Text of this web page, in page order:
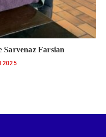
Sarvenaz Farsian
2025